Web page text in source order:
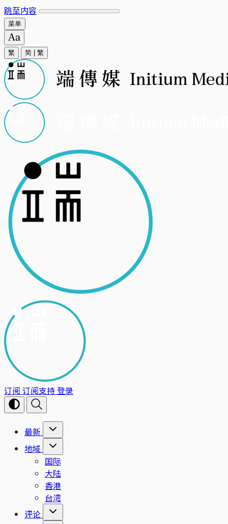
跳至内容
菜单
繁 简 繁
订阅 订阅支持登录
最新
地域
国际
大陆
香港
台湾
评论